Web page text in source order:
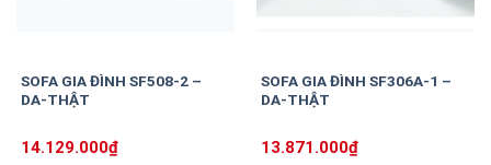
SOFA GIA ĐÌNH SF508-2 –
DA-THẬT
14.129.000₫
SOFA GIA ĐÌNH SF306A-1 –
DA-THẬT
13.871.000₫